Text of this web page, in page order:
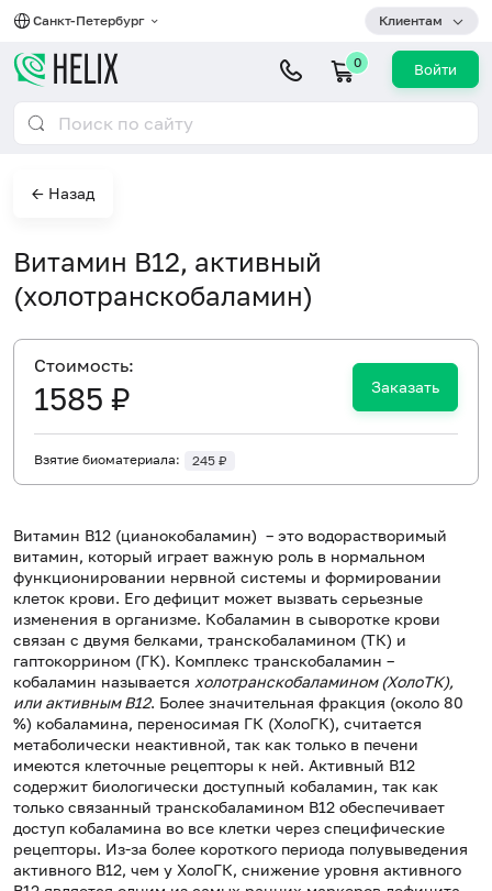
Санкт-Петербург Клиентам
0 Войти
← Назад
Витамин B12, активный
(холотранскобаламин)
Витамин В12 (цианокобаламин) – это водорастворимый
витамин, который играет важную роль в нормальном
функционировании нервной системы и формировании
клеток крови. Его дефицит может вызвать серьезные
изменения в организме. Кобаламин в сыворотке крови
связан с двумя белками, транскобаламином (TК) и
гаптокоррином (ГК). Комплекс транскобаламин –
кобаламин называется холотранскобаламином (ХолоТК),
или активным B12. Более значительная фракция (около 80
%) кобаламина, переносимая ГК (ХолоГК), считается
метаболически неактивной, так как только в печени
имеются клеточные рецепторы к ней. Активный B12
содержит биологически доступный кобаламин, так как
только связанный транскобаламином B12 обеспечивает
доступ кобаламина во все клетки через специфические
рецепторы. Из-за более короткого периода полувыведения
активного B12, чем у ХолоГК, снижение уровня активного
Cтоимость:
1585 ₽ Заказать
Взятие биоматериала: 245 ₽